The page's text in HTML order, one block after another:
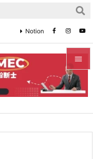


メニュ

Notion